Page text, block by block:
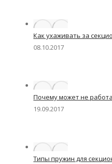
Как ухаживать за
08.10.2017
Почему может не
19.09.2017
Типы пружин для